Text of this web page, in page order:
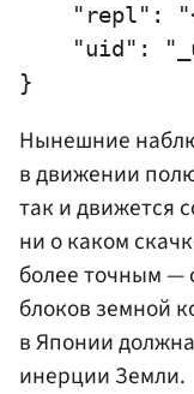
"repl":
"uid":
Нынешние
в движении
так и движется
ни о каком
более точным —
блоков земной
в Японии
инерции Земли.